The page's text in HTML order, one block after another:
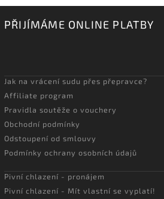
PŘIJÍMÁME ONLINE PLATBY
Jak na vrácení sudu přes přepravce?
Affiliate program
Pravidla soutěže o vouchery
Obchodní podmínky
Odstoupení od smlouvy
Podmínky ochrany osobních údajů
Pivní chlazení - pronájem
Pivní chlazení - Mít vlastní se vyplatí!